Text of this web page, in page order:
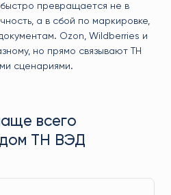
превращается не в
а в сбой по маркировке,
Ozon, Wildberries и
но прямо связывают ТН
сценариями.
всего
ТН ВЭД